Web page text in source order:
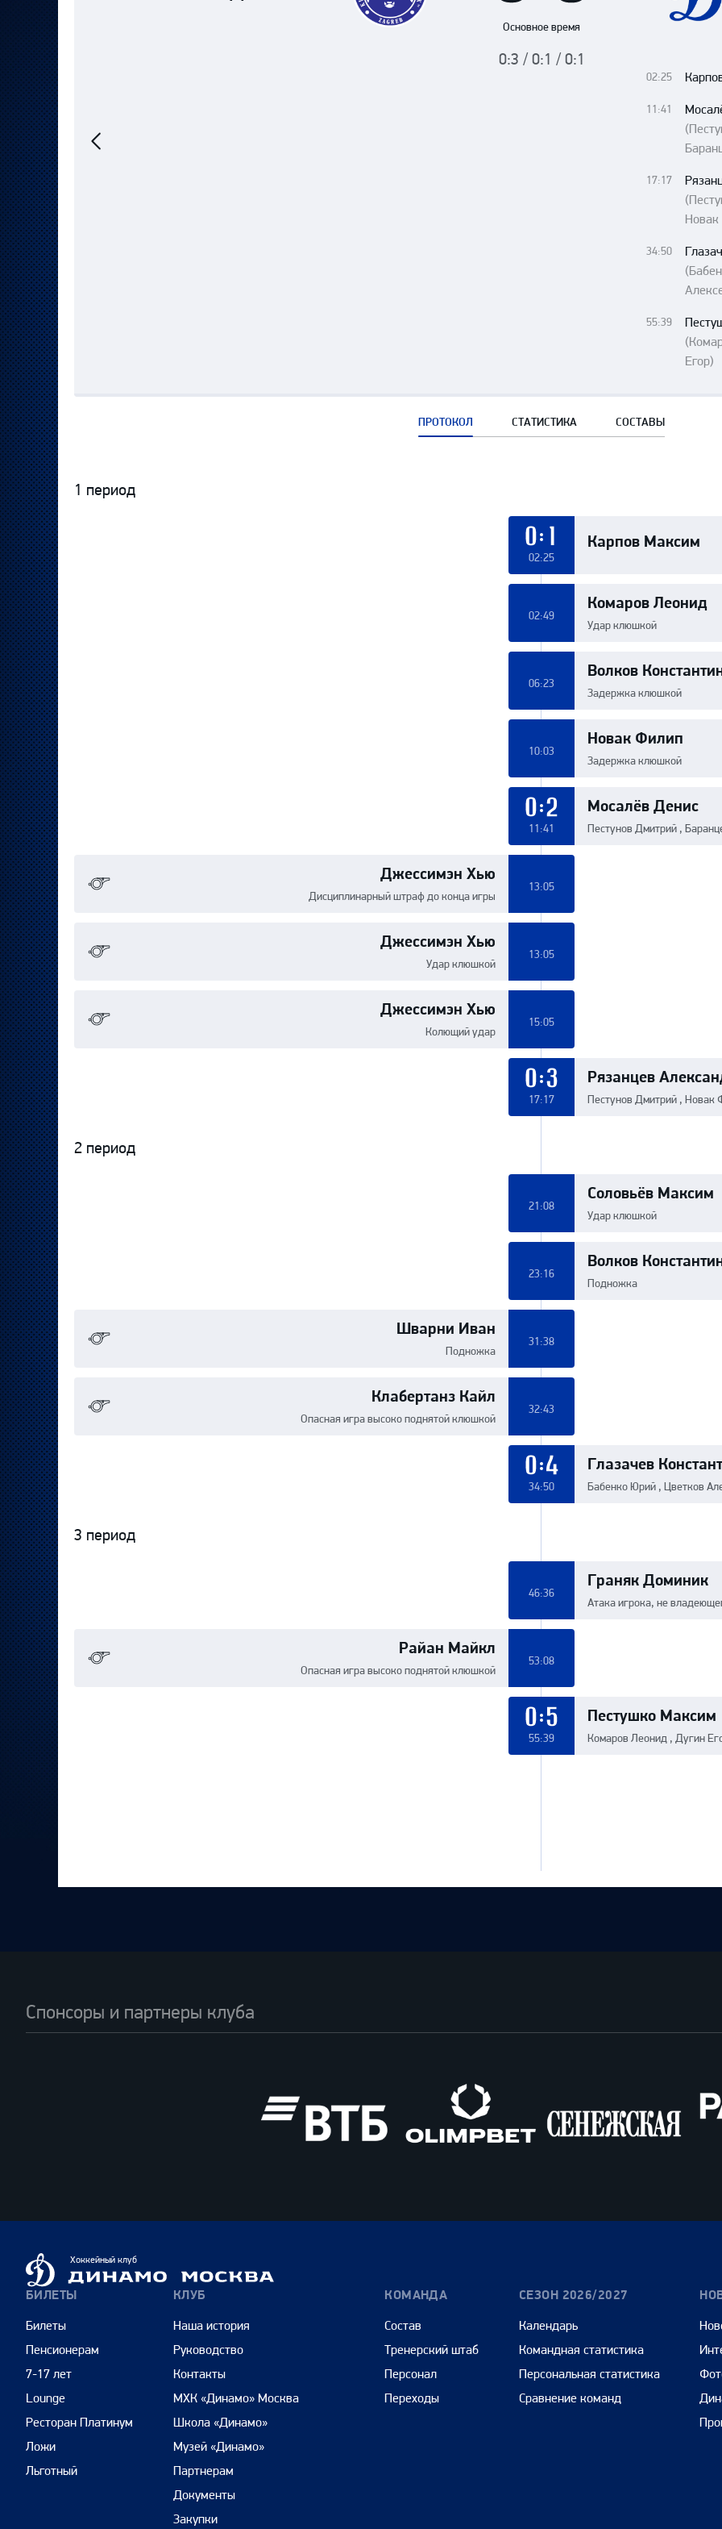
Амур
Основное время
0:3 / 0:1 / 0:1
02:25
11:41
17:17
34:50
55:39
Егор)
матч
ПРОТОКОЛ СТАТИСТИКА СОСТАВЫ
Протокол
1 период
Карпов Максим
0:1
02:25
Комаров Леонид
Удар клюшкой
02:49
Волков
Задержка клюшкой
06:23
Новак Филип
Задержка клюшкой
10:03
Мосалёв Денис
Пестунов Дмитрий ,
0:2
11:41
Джессимэн Хью
Дисциплинарный штраф до конца игры
13:05
Джессимэн Хью
Удар клюшкой
13:05
Джессимэн Хью
Колющий удар
15:05
Рязанцев
Пестунов Дмитрий , Новак
0:3
17:17
2 период
Соловьёв Максим
Удар клюшкой
21:08
Волков
Подножка
23:16
Шварни Иван
Подножка
31:38
Клабертанз Кайл
Опасная игра высоко поднятой клюшкой
32:43
Глазачев
Бабенко Юрий , Цветков
0:4
34:50
3 период
Граняк Доминик
Атака игрока, не
46:36
Райан Майкл
Опасная игра высоко поднятой клюшкой
53:08
Пестушко Максим
Комаров Леонид , Дугин
0:5
55:39
Спонсоры и партнеры клуба
Динамо
Москва
Хоккейный клуб
БИЛЕТЫ
Билеты
Пенсионерам
7-17 лет
Lounge
Ресторан Платинум
Ложи
Льготный
КЛУБ
Наша история
Руководство
Контакты
МХК «Динамо» Москва
Школа «Динамо»
Музей «Динамо»
Партнерам
Документы
Закупки
КОМАНДА
Состав
Тренерский штаб
Персонал
Переходы
СЕЗОН 2026/2027
Календарь
Командная статистика
Персональная статистика
Сравнение команд